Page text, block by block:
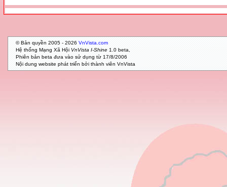
© Bản quyền 2005 - 2026 VnVista.com
Hệ thống Mạng Xã Hội VnVista I-Shine 1.0 beta,
Phiên bản beta đưa vào sử dụng từ 17/8/2006
Nội dung website phát triển bởi thành viên VnVista